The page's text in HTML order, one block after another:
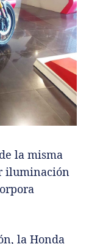
la misma
iluminación
la Honda